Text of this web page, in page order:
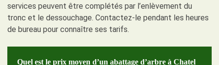
services peuvent être complétés par l’enlèvement du
tronc et le dessouchage. Contactez-le pendant les heures
de bureau pour connaître ses tarifs.
Quel est le prix moyen d’un abattage d’arbre à Chatel